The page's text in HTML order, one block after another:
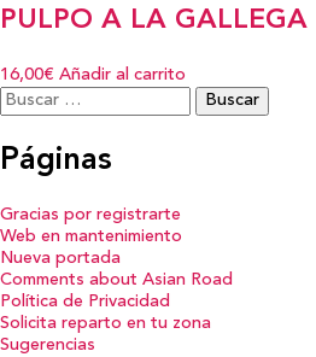
PULPO A LA GALLEGA
16,00€ Añadir al carrito
Buscar:
Páginas
Gracias por registrarte
Web en mantenimiento
Nueva portada
Comments about Asian Road
Política de Privacidad
Solicita reparto en tu zona
Sugerencias